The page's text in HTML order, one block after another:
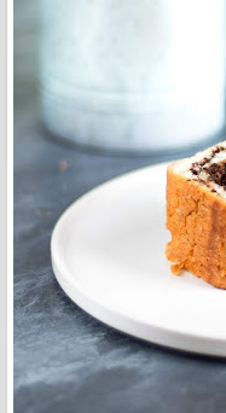
Valge
Pasta